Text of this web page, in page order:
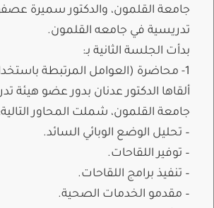
جامعة القلمون، والدكتور سميرة
تدريسية في جامعه القلمون.
بدأت الجلسة الثانية بـ:
1- محاضرة (العوامل المرتبطة
ألقاها الدكتور عدنان بدور عضو هيئة
جامعة القلمون، شملت المحاور
– تحليل الوضع الوبائي السائد.
– توفير اللقاحات.
– تنفيذ برامج اللقاحات.
– مقدمو الخدمات الصحية.